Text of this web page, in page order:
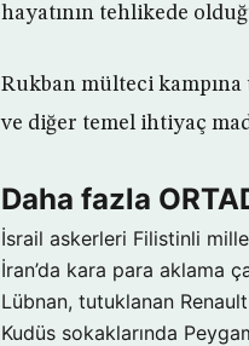
hayatının tehlikede
Rukban mülteci
ve diğer temel ihtiyaç
Daha fazla
İsrail askerleri Filistinli
İran’da kara para aklama
Lübnan, tutuklanan Renault
Kudüs sokaklarında